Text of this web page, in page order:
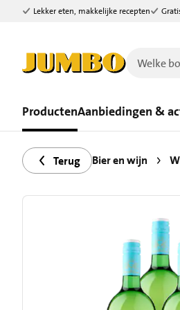
Ga naar zoeken
Ga naar hoofdinhoud
Lekker eten, makkelijke recepten
ProductenAanbiedingen &
Terug Bier en wijn